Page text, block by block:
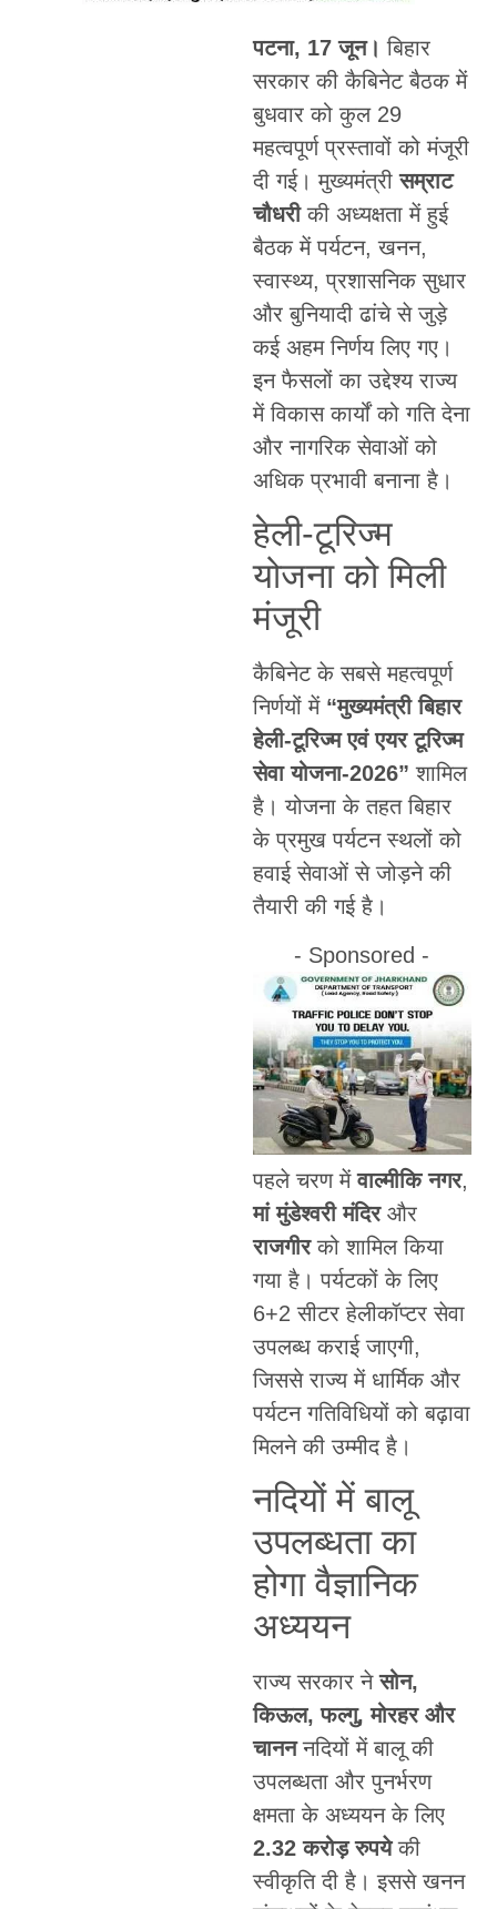
पटना, 17 जून। बिहार
सरकार की कैबिनेट बैठक में
बुधवार को कुल 29
महत्वपूर्ण प्रस्तावों को मंजूरी
दी गई। मुख्यमंत्रीसम्राट
चौधरीकी अध्यक्षता में हुई
बैठक में पर्यटन, खनन,
स्वास्थ्य, प्रशासनिक सुधार
और बुनियादी ढांचे से जुड़े
कई अहम निर्णय लिए गए।
इन फैसलों का उद्देश्य राज्य
में विकास कार्यों को गति देना
और नागरिक सेवाओं को
अधिक प्रभावी बनाना है।
हेली-टूरिज्म
योजना को मिली
मंजूरी
कैबिनेट के सबसे महत्वपूर्ण
निर्णयों में “मुख्यमंत्री बिहार
हेली-टूरिज्म एवं एयर टूरिज्म
सेवा योजना-2026” शामिल
है। योजना के तहत बिहार
के प्रमुख पर्यटन स्थलों को
हवाई सेवाओं से जोड़ने की
तैयारी की गई है।
- Sponsored -
पहले चरण मेंवाल्मीकि नगर,
मां मुंडेश्वरी मंदिरऔर
राजगीरको शामिल किया
गया है। पर्यटकों के लिए
6+2 सीटर हेलीकॉप्टर सेवा
उपलब्ध कराई जाएगी,
जिससे राज्य में धार्मिक और
पर्यटन गतिविधियों को बढ़ावा
मिलने की उम्मीद है।
नदियों में बालू
उपलब्धता का
होगा वैज्ञानिक
अध्ययन
राज्य सरकार नेसोन,
किऊल, फल्गु, मोरहर और
चानननदियों में बालू की
उपलब्धता और पुनर्भरण
क्षमता के अध्ययन के लिए
2.32 करोड़ रुपयेकी
स्वीकृति दी है। इससे खनन